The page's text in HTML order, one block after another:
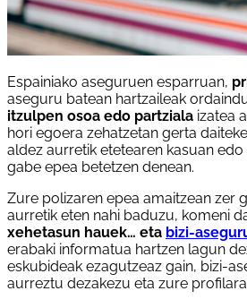
Espainiako aseguruen esparruan,
aseguru batean hartzaileak
itzulpen osoa edo partziala izatea
hori egoera zehatzetan gerta
aldez aurretik etetearen kasuan
gabe epea betetzen denean.
Zure polizaren epea amaitzean zer
aurretik eten nahi baduzu, komeni
xehetasun hauek… eta bizi-
erabaki informatua hartzen lagun
eskubideak ezagutzeaz gain, bizi-
aurreztu dezakezu eta zure